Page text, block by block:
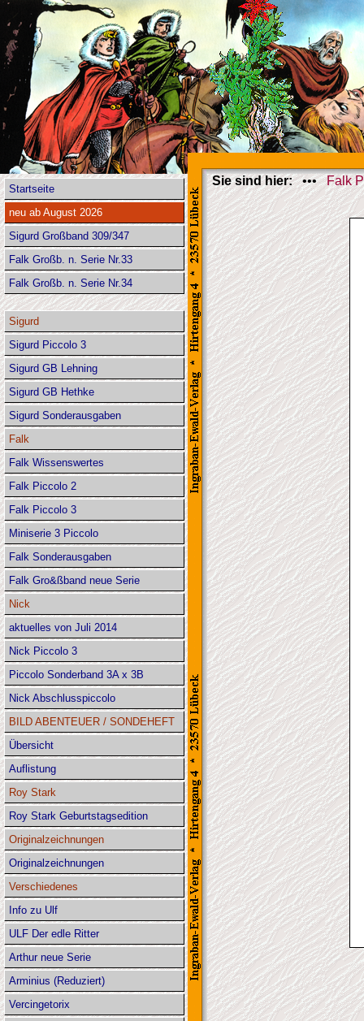
Startseite
neu ab August 2026
Sigurd Großband 309/347
Falk Großb. n. Serie Nr.33
Falk Großb. n. Serie Nr.34
Sigurd
Sigurd Piccolo 3
Sigurd GB Lehning
Sigurd GB Hethke
Sigurd Sonderausgaben
Falk
Falk Wissenswertes
Falk Piccolo 2
Falk Piccolo 3
Miniserie 3 Piccolo
Falk Sonderausgaben
Falk Gro&ßband neue Serie
Nick
aktuelles von Juli 2014
Nick Piccolo 3
Piccolo Sonderband 3A x 3B
Nick Abschlusspiccolo
BILD ABENTEUER / SONDEHEFT
Übersicht
Auflistung
Roy Stark
Roy Stark Geburtstagsedition
Originalzeichnungen
Originalzeichnungen
Verschiedenes
Info zu Ulf
ULF Der edle Ritter
Arthur neue Serie
Arminius (Reduziert)
Vercingetorix
Sie sind hier:•••Falk